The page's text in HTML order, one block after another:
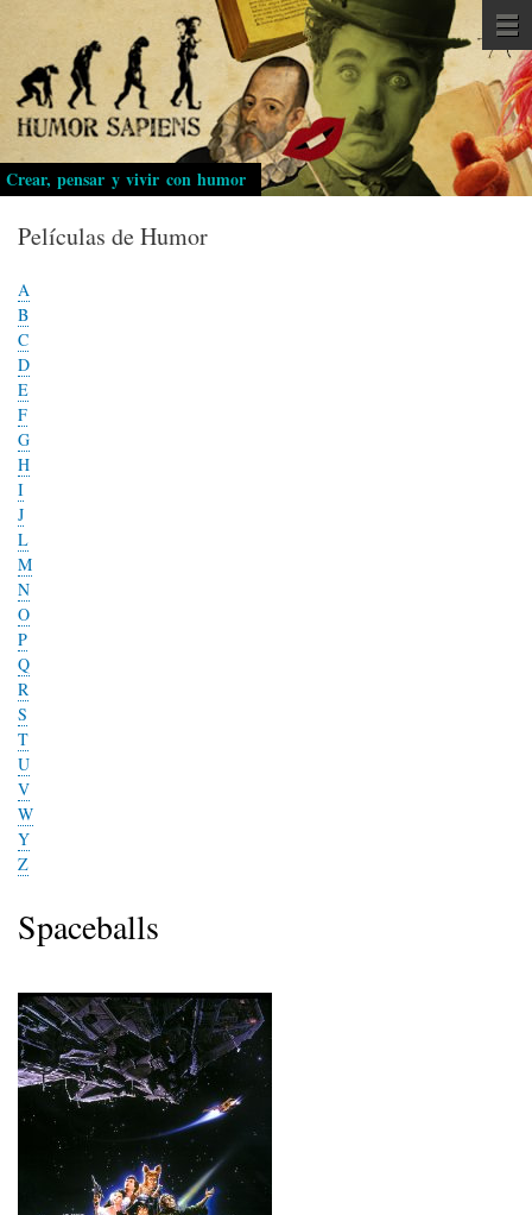
Pasar
al
contenido
principal
Crear, pensar y vivir con humor
Películas de Humor
A
B
C
D
E
F
G
H
I
J
L
M
N
O
P
Q
R
S
T
U
V
W
Y
Z
Spaceballs